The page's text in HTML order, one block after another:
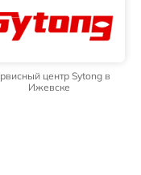
центр Sytong в
Ижевске